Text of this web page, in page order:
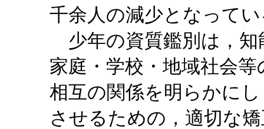
千余人の減少となって
少年の資質鑑別は，知
家庭・学校・地域社会
相互の関係を明らかに
させるための，適切な